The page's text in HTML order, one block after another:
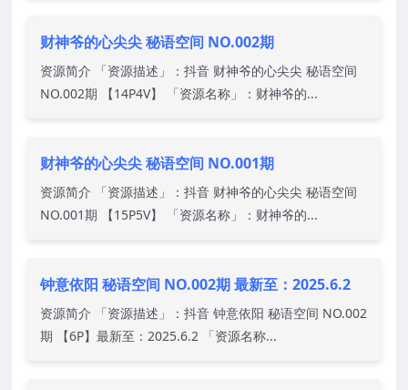
财神爷的心尖尖 秘语空间 NO.002期
资源简介 「资源描述」：抖音 财神爷的心尖尖 秘语空间
NO.002期 【14P4V】 「资源名称」：财神爷的...
财神爷的心尖尖 秘语空间 NO.001期
资源简介 「资源描述」：抖音 财神爷的心尖尖 秘语空间
NO.001期 【15P5V】 「资源名称」：财神爷的...
钟意依阳 秘语空间 NO.002期 最新至：2025.6.2
资源简介 「资源描述」：抖音 钟意依阳 秘语空间 NO.002
期 【6P】最新至：2025.6.2 「资源名称...